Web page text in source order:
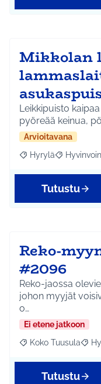
Mikkolan
Leikkipuisto
pyöreää keinua,
Arvioitavana
Rajaa tulokset
Hyrylä Rajaa
Tutustu
Reko-
#2096
Reko-jaossa
johon myyjät
o…
Ei etene jatkoon
Rajaa tulokset
Koko Tuusula
Tutustu